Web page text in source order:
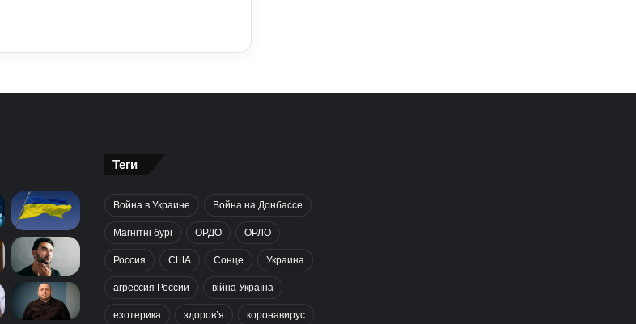
Теги
Война в Украине Война на Донбассе
Магнітні бурі ОРДО ОРЛО
Россия США Сонце Украина
агрессия России війна Україна
езотерика здоров’я коронавирус